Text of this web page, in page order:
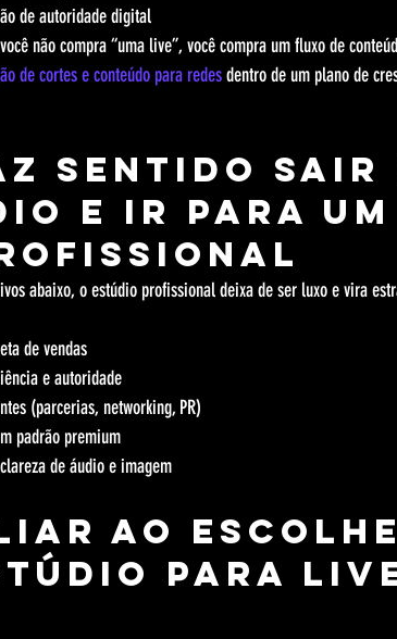
de autoridade digital
não compra “uma live”, você compra um fluxo de
de cortes e conteúdo para redes dentro de um plano de
sentido sair
e ir para um
abaixo, o estúdio profissional deixa de ser luxo e vira
de vendas
e autoridade
(parcerias, networking, PR)
padrão premium
de áudio e imagem
ao
para live